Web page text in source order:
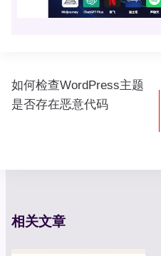
文
章
如何检查WordPress主题
是否存在恶意代码
相关文章